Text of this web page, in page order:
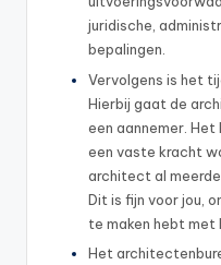
juridische,
bepalingen.
Vervolgens is het
Hierbij gaat de
een aannemer.
een vaste kracht
architect al
Dit is fijn voor jou,
te maken hebt met
Het